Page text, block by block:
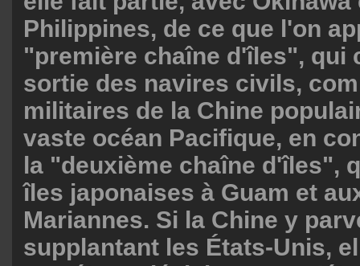
Philippines, de ce que l'on
"première chaîne d'îles", qui
sortie des navires civils,
militaires de la Chine
vaste océan Pacifique, en
la "deuxième chaîne d'îles",
îles japonaises à Guam et
Mariannes. Si la Chine y
supplantant les États-Unis,